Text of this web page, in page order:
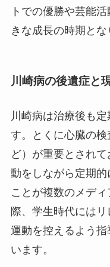
トでの優勝や芸能
きな成長の時期とな
川崎病の後遺症と
川崎病は治療後も
す。とくに心臓の
ど）が重要とされ
動をしながら定期
ことが複数のメデ
際、学生時代には
運動を控えるよう
います。